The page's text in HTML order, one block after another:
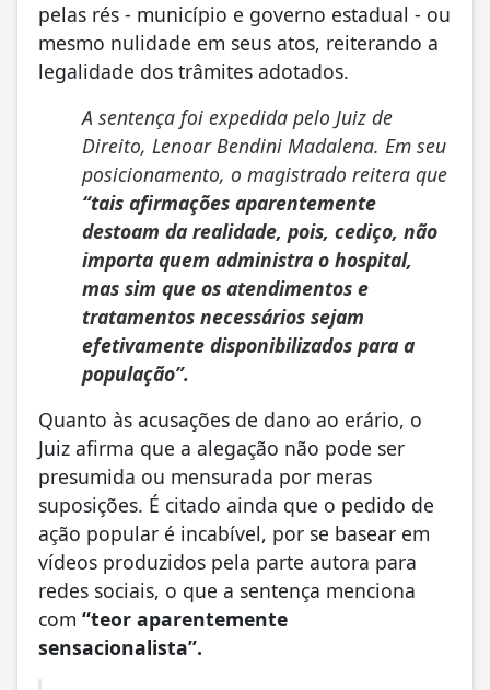
pelas rés - município e governo estadual - ou
mesmo nulidade em seus atos, reiterando a
legalidade dos trâmites adotados.
A sentença foi expedida pelo Juiz de
Direito, Lenoar Bendini Madalena. Em seu
posicionamento, o magistrado reitera que
“tais afirmações aparentemente
destoam da realidade, pois, cediço, não
importa quem administra o hospital,
mas sim que os atendimentos e
tratamentos necessários sejam
efetivamente disponibilizados para a
população”.
Quanto às acusações de dano ao erário, o
Juiz afirma que a alegação não pode ser
presumida ou mensurada por meras
suposições. É citado ainda que o pedido de
ação popular é incabível, por se basear em
vídeos produzidos pela parte autora para
redes sociais, o que a sentença menciona
com “teor aparentemente
sensacionalista”.